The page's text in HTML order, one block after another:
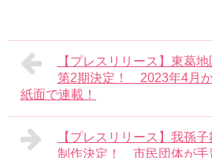
【プレスリリース】東葛
第2期決定！ 2023年4月
紙面で連載！
【プレスリリース】我孫
制作決定！ 市民団体が手